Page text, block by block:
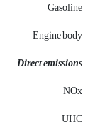
Gasoline
Engine body
Direct emissions
NOx
UHC